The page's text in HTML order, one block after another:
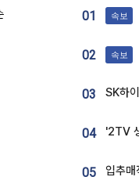
01 속보
02 속보
03
04
05